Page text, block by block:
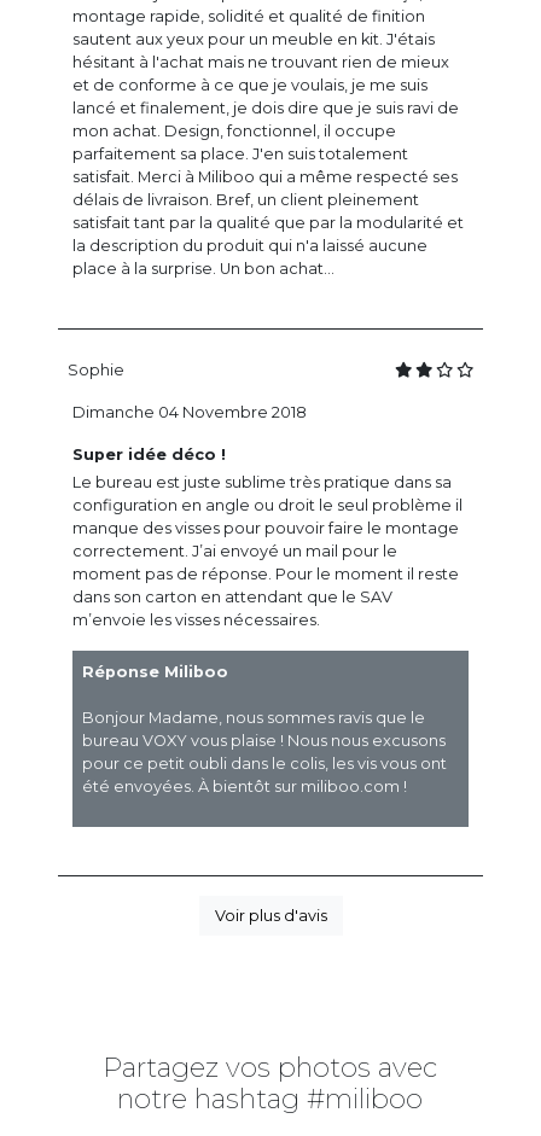
montage rapide, solidité et qualité de finition
sautent aux yeux pour un meuble en kit. J'étais
hésitant à l'achat mais ne trouvant rien de mieux
et de conforme à ce que je voulais, je me suis
lancé et finalement, je dois dire que je suis ravi de
mon achat. Design, fonctionnel, il occupe
parfaitement sa place. J'en suis totalement
satisfait. Merci à Miliboo qui a même respecté ses
délais de livraison. Bref, un client pleinement
satisfait tant par la qualité que par la modularité et
la description du produit qui n'a laissé aucune
place à la surprise. Un bon achat...
Sophie
Super idée déco !
Le bureau est juste sublime très pratique dans sa
configuration en angle ou droit le seul problème il
manque des visses pour pouvoir faire le montage
correctement. J’ai envoyé un mail pour le
moment pas de réponse. Pour le moment il reste
dans son carton en attendant que le SAV
m’envoie les visses nécessaires.
Réponse Miliboo
Bonjour Madame, nous sommes ravis que le
bureau VOXY vous plaise ! Nous nous excusons
pour ce petit oubli dans le colis, les vis vous ont
été envoyées. À bientôt sur miliboo.com !
Dimanche 04 Novembre 2018
Voir plus d'avis
Partagez vos photos avec
notre hashtag #miliboo